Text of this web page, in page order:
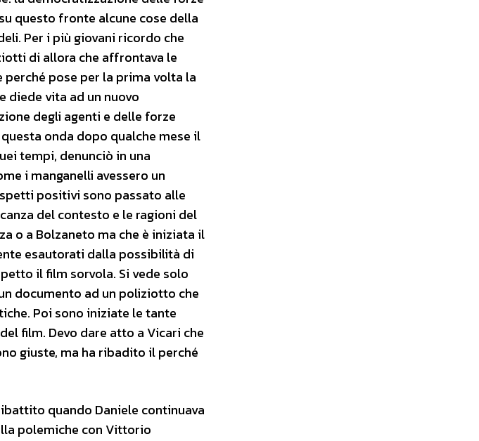
questo fronte alcune cose della
Per i più giovani ricordo che
di allora che affrontava le
pose per la prima volta la
diede vita ad un nuovo
degli agenti e delle forze
onda dopo qualche mese il
tempi, denunciò in una
i manganelli avessero un
positivi sono passato alle
del contesto e le ragioni del
o a Bolzaneto ma che è iniziata il
esautorati dalla possibilità di
il film sorvola. Si vede solo
documento ad un poliziotto che
Poi sono iniziate le tante
film. Devo dare atto a Vicari che
giuste, ma ha ribadito il perché
quando Daniele continuava
polemiche con Vittorio